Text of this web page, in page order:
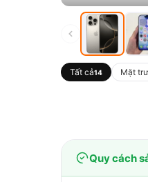
Tất cả14 Mặt
Quy cách